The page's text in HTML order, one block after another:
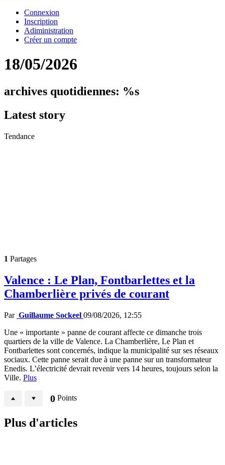
Connexion
Inscription
Adiministration
Créer un compte
18/05/2026
archives quotidiennes: %s
Latest story
Tendance
1 Partages
Valence : Le Plan, Fontbarlettes et la
Chamberlière privés de courant
Par Guillaume Sockeel 09/08/2026, 12:55
Une « importante » panne de courant affecte ce dimanche trois
quartiers de la ville de Valence. La Chamberlière, Le Plan et
Fontbarlettes sont concernés, indique la municipalité sur ses réseaux
sociaux. Cette panne serait due à une panne sur un transformateur
Enedis. L’électricité devrait revenir vers 14 heures, toujours selon la
Ville. Plus
0 Points
Plus d'articles